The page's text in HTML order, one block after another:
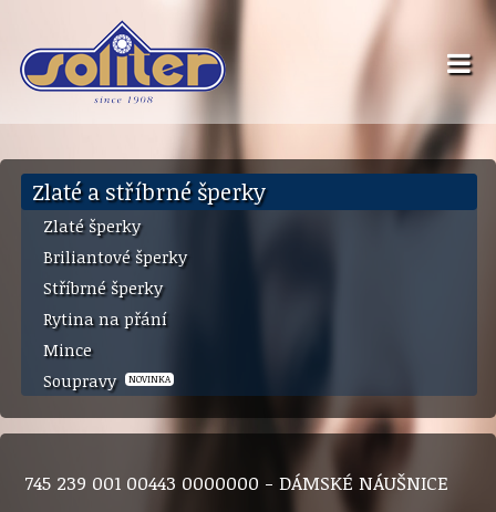
Zlaté a stříbrné šperky
Zlaté šperky
Briliantové šperky
Stříbrné šperky
Rytina na přání
Mince
Soupravy
NOVINKA
745 239 001 00443 0000000 - DÁMSKÉ NÁUŠNICE